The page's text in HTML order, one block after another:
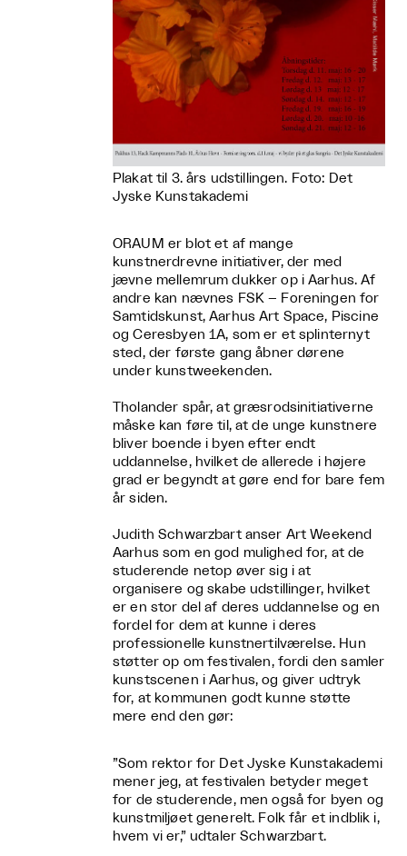
Plakat til 3. års udstillingen. Foto: Det
Jyske Kunstakademi
ORAUM er blot et af mange
kunstnerdrevne initiativer, der med
jævne mellemrum dukker op i Aarhus. Af
andre kan nævnes FSK – Foreningen for
Samtidskunst, Aarhus Art Space, Piscine
og Ceresbyen 1A, som er et splinternyt
sted, der første gang åbner dørene
under kunstweekenden.
Tholander spår, at græsrodsinitiativerne
måske kan føre til, at de unge kunstnere
bliver boende i byen efter endt
uddannelse, hvilket de allerede i højere
grad er begyndt at gøre end for bare fem
år siden.
Judith Schwarzbart anser Art Weekend
Aarhus som en god mulighed for, at de
studerende netop øver sig i at
organisere og skabe udstillinger, hvilket
er en stor del af deres uddannelse og en
fordel for dem at kunne i deres
professionelle kunstnertilværelse. Hun
støtter op om festivalen, fordi den samler
kunstscenen i Aarhus, og giver udtryk
for, at kommunen godt kunne støtte
mere end den gør:
”Som rektor for Det Jyske Kunstakademi
mener jeg, at festivalen betyder meget
for de studerende, men også for byen og
kunstmiljøet generelt. Folk får et indblik i,
hvem vi er,” udtaler Schwarzbart.